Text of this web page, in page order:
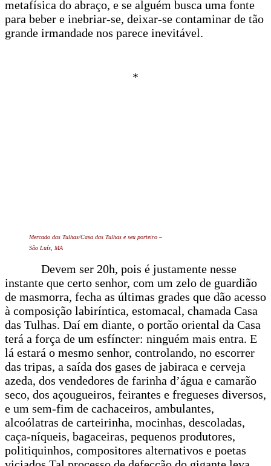
metafísica do abraço, e se alguém busca uma fonte
para beber e inebriar-se, deixar-se contaminar de tão
grande irmandade nos parece inevitável.
*
Mercado das Tulhas/Casa das Tulhas e seu porteiro –
São Luís, MA
Devem ser 20h, pois é justamente nesse
instante que certo senhor, com um zelo de guardião
de masmorra, fecha as últimas grades que dão acesso
à composição labiríntica, estomacal, chamada Casa
das Tulhas. Daí em diante, o portão oriental da Casa
terá a força de um esfíncter: ninguém mais entra. E
lá estará o mesmo senhor, controlando, no escorrer
das tripas, a saída dos gases de jabiraca e cerveja
azeda, dos vendedores de farinha d’água e camarão
seco, dos açougueiros, feirantes e fregueses diversos,
e um sem-fim de cachaceiros, ambulantes,
alcoólatras de carteirinha, mocinhas, descoladas,
caça-níqueis, bagaceiras, pequenos produtores,
politiquinhos, compositores alternativos e poetas